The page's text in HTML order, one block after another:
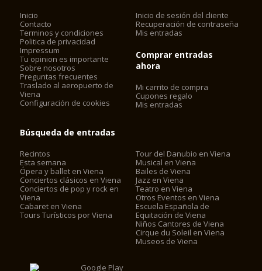
Inicio
Contacto
Terminos y condiciones
Politica de privacidad
Impressum
Tu opinion es importante
Sobre nosotros
Preguntas frecuentes
Traslado al aeropuerto de
Viena
Configuración de cookies
Inicio de sesión del cliente
Recuperación de contraseña
Mis entradas
Comprar entradas
ahora
Mi carrito de compra
Cupones regalo
Mis entradas
Búsqueda de entradas
Recintos
Esta semana
Ópera y ballet en Viena
Conciertos clásicos en Viena
Conciertos de pop y rock en
Viena
Cabaret en Viena
Tours Turísticos por Viena
Tour del Danubio en Viena
Musical en Viena
Bailes de Viena
Jazz en Viena
Teatro en Viena
Otros Eventos en Viena
Escuela Española de
Equitación de Viena
Niños Cantores de Viena
Cirque du Soleil en Viena
Museos de Viena